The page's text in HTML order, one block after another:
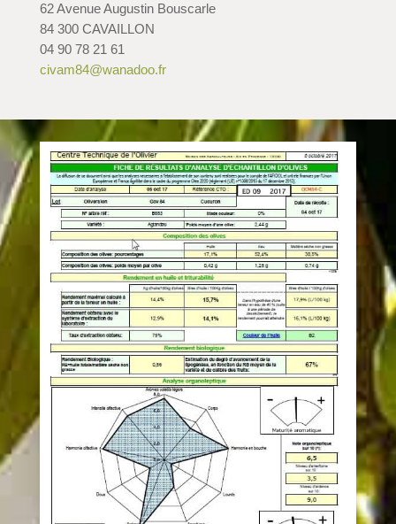
62 Avenue Augustin Bouscarle
84 300 CAVAILLON
04 90 78 21 61
civam84@wanadoo.fr